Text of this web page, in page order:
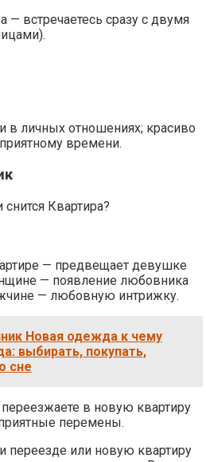
— встречаетесь сразу с двумя
в личных отношениях; красиво
времени.
снится Квартира?
— предвещает девушке
— появление любовника
— любовную интрижку.
Новая одежда к чему
выбирать, покупать,
сне
в новую квартиру
перемены.
переезде или новую квартиру